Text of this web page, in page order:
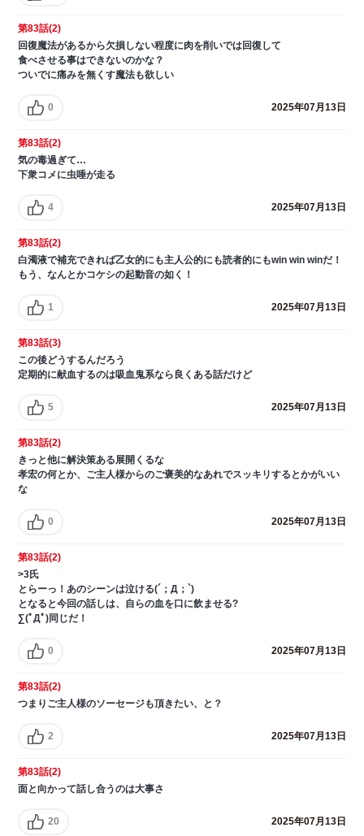
第83話(2)
回復魔法があるから欠損しない程度に肉を削いでは回復して
食べさせる事はできないのかな？
ついでに痛みを無くす魔法も欲しい
0 2025年07月13日
第83話(2)
気の毒過ぎて…
下衆コメに虫唾が走る
4 2025年07月13日
第83話(2)
白濁液で補充できれば乙女的にも主人公的にも読者的にもwin win winだ！
もう、なんとかコケシの起動音の如く！
1 2025年07月13日
第83話(3)
この後どうするんだろう
定期的に献血するのは吸血鬼系なら良くある話だけど
5 2025年07月13日
第83話(2)
きっと他に解決策ある展開くるな
孝宏の何とか、ご主人様からのご褒美的なあれでスッキリするとかがいい
な
0 2025年07月13日
第83話(2)
>3氏
とらーっ！あのシーンは泣ける(´；Д；`)
となると今回の話しは、自らの血を口に飲ませる?
∑(ﾟДﾟ)同じだ！
0 2025年07月13日
第83話(2)
つまりご主人様のソーセージも頂きたい、と？
2 2025年07月13日
第83話(2)
面と向かって話し合うのは大事さ
20 2025年07月13日